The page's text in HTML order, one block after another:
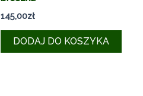
145,00zł
DODAJ DO KOSZYKA